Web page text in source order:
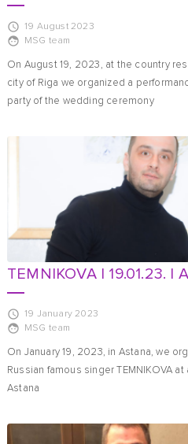
19 August 2023
MSG team
On August 19, 2023, at the country
city of Riga we organized a
party of the wedding ceremony
TEMNIKOVA | 19.01.23. |
19 January 2023
MSG team
On January 19, 2023, in Astana, we
Russian famous singer TEMNIKOVA
Astana